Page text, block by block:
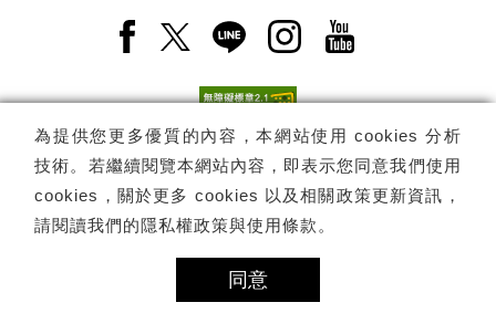
為提供您更多優質的內容，本網站使用 cookies 分析
技術。若繼續閱覽本網站內容，即表示您同意我們使用
cookies，關於更多 cookies 以及相關政策更新資訊，
請閱讀我們的隱私權政策與使用條款 。
同意
Facebook(另開新視窗)
X(另開新視窗)
LINE(另開新視窗)
Instagram(另開新視
YouTube(另開
電子報訂閱 訂閱
Copyright © 國家表演藝術中心 -衛武營國家藝術文化中心
隱私權政策 網站導覽